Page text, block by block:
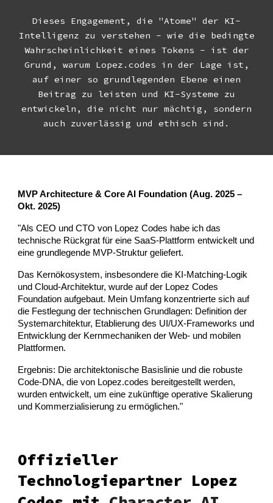
Dieses Engagement, die "Atome" der KI-
Intelligenz zu verstehen - wie die bedingte
Wahrscheinlichkeit eines Tokens - ist der
Grund, warum Lopez.codes in der Lage ist,
auf einer so grundlegenden Ebene einen
Beitrag zu leisten und KI-Systeme zu
entwickeln, die nicht nur mächtig, sondern
auch zuverlässig und ethisch sind.
MVP Architecture & Core AI Foundation (Aug. 2025 –
Okt. 2025)
"Als CEO und CTO von Lopez Codes habe ich das
technische Rückgrat für eine SaaS-Plattform entwickelt und
eine grundlegende MVP-Struktur geliefert.
Das Kernökosystem, insbesondere die KI-Matching-Logik
und Cloud-Architektur, wurde auf der Lopez Codes
Foundation aufgebaut. Mein Umfang konzentrierte sich auf
die Festlegung der technischen Grundlagen: Definition der
Systemarchitektur, Etablierung des UI/UX-Frameworks und
Entwicklung der Kernmechaniken der Web- und mobilen
Plattformen.
Ergebnis: Die architektonische Basislinie und die robuste
Code-DNA, die von Lopez.codes bereitgestellt werden,
wurden entwickelt, um eine zukünftige operative Skalierung
und Kommerzialisierung zu ermöglichen."
Offizieller
Technologiepartner Lopez